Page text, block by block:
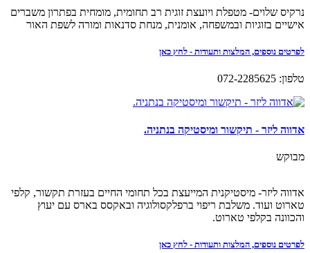
נרקיס שלוים- מטפלת ויועצת זוגית רב תחומית, מומחית בפתרון משברים
אישיים בזוגיות ובמשפחה, אומנית, מנחת סדנאות ומורה לשפת האור
לפרטים נוספים, המלצות ותעודות - לחץ כאן
טלפון: 072-2285625
אדווה ליזר - תיקשור ומיסטיקה בנתניה.
מבוקש
אדווה ליזר- מיסטיקנית המייעצת בכל תחומי החיים בעזרת תקשור, קלפי
טארוט ועוד. משלבת ריפוי ברפלקסולוגיה ובאקסס בארס עם יעוץ
והכוונה בקלפי טארוט.
לפרטים נוספים, המלצות ותעודות - לחץ כאן